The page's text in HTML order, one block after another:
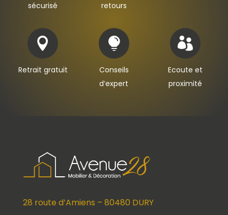
sécurisé
retours

Retrait gratuit

Conseils
d’expert

Ecoute et
proximité
28 route d’Amiens – 80480 DURY